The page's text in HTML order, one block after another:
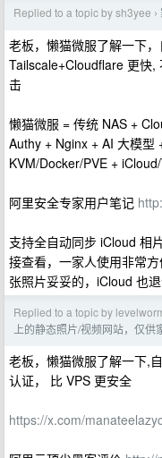
Replied to a topic by sh3yee ›
老板，懒猫微服了解一下
Tailscale+Cloudflare 更快,
击
懒猫微服 = 传统 NAS +
Authy + Nginx + AI 大模型
KVM/Docker/PVE +
阿里安全专家用户笔记
支持全自动同步 iCloud 相
接查看，一家人使用非常
张照片妥妥的，iCloud 也退
Replied to a topic by
上的静态照片/视频网站，仅供
老板，懒猫微服了解一下,
认证， 比 VPS 更安全
https://x.com/